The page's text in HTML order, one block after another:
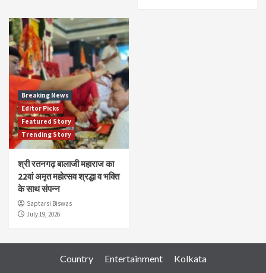
Breaking News
Editor Picks
Featured Story
Trending Story
श्री रतनगढ़ बालाजी महाराज का
22वां अमृत महोत्सव श्रद्धा व भक्ति
के साथ संपन्न
Saptarsi Biswas
July 19, 2026
Country Entertainment Kolkata